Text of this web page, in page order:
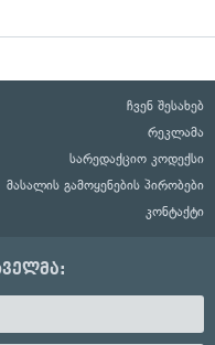
ჩვენ შესახებ
რეკლამა
სარედაქციო კოდექსი
მასალის გამოყენების პირობები
კონტაქტი